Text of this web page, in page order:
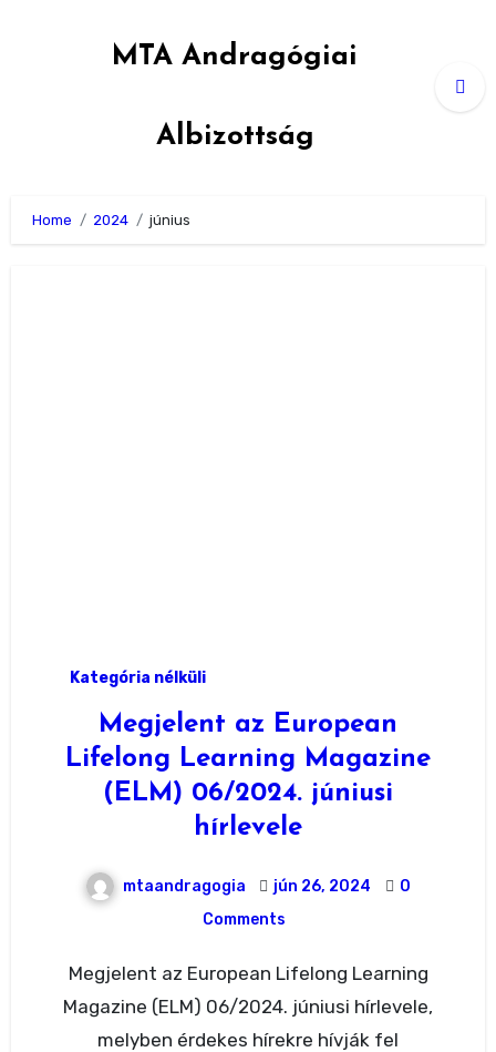
MTA Andragógiai
Albizottság
Home 2024 június
Kategória nélküli
Megjelent az European
Lifelong Learning Magazine
(ELM) 06/2024. júniusi
hírlevele
mtaandragogia jún 26, 2024
0
Comments
Megjelent az European Lifelong Learning
Magazine (ELM) 06/2024. júniusi hírlevele,
melyben érdekes hírekre hívják fel